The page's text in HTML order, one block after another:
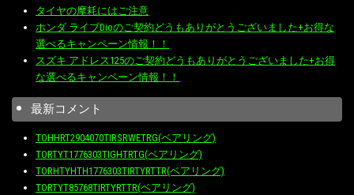
タイヤの摩耗にはご注意
ホンダ ライブDioのご契約どうもありがとうございました+お得な
選べるキャンペーン情報！！
スズキ アドレス125のご契約どうもありがとうございました+お得
な選べるキャンペーン情報！！
最新コメント
TOHHRT2904070TIRSRWETRG(ベアリング)
TORTYT1776303TIGHTRTG(ベアリング)
TORHTYHTH1776303TIRTYRTTR(ベアリング)
TORTYT85768TIRTYRTTR(ベアリング)